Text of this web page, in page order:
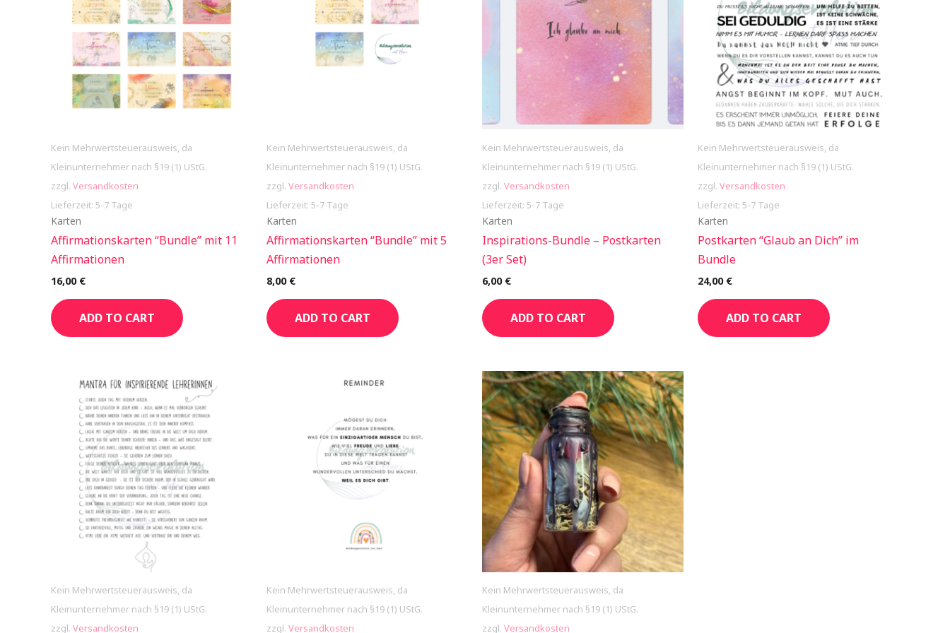
Kein Mehrwertsteuerausweis, da
Kleinunternehmer nach §19 (1) UStG.
zzgl. Versandkosten
Lieferzeit: 5-7 Tage
Karten
Affirmationskarten “Bundle” mit 11
Affirmationen
16,00 €
ADD TO CART
Kein Mehrwertsteuerausweis, da
Kleinunternehmer nach §19 (1) UStG.
zzgl. Versandkosten
Lieferzeit: 5-7 Tage
Karten
Affirmationskarten “Bundle” mit 5
Affirmationen
8,00 €
ADD TO CART
Kein Mehrwertsteuerausweis, da
Kleinunternehmer nach §19 (1) UStG.
zzgl. Versandkosten
Lieferzeit: 5-7 Tage
Karten
Inspirations-Bundle – Postkarten
(3er Set)
6,00 €
ADD TO CART
Kein Mehrwertsteuerausweis, da
Kleinunternehmer nach §19 (1) UStG.
zzgl. Versandkosten
Lieferzeit: 5-7 Tage
Karten
Postkarten “Glaub an Dich” im
Bundle
24,00 €
ADD TO CART
Kein Mehrwertsteuerausweis, da
Kleinunternehmer nach §19 (1) UStG.
zzgl. Versandkosten
Kein Mehrwertsteuerausweis, da
Kleinunternehmer nach §19 (1) UStG.
zzgl. Versandkosten
Kein Mehrwertsteuerausweis, da
Kleinunternehmer nach §19 (1) UStG.
zzgl. Versandkosten